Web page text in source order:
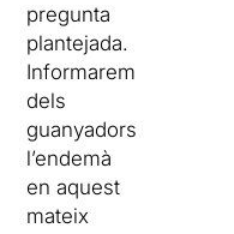
pregunta
plantejada.
Informarem
dels
guanyadors
l’endemà
en aquest
mateix